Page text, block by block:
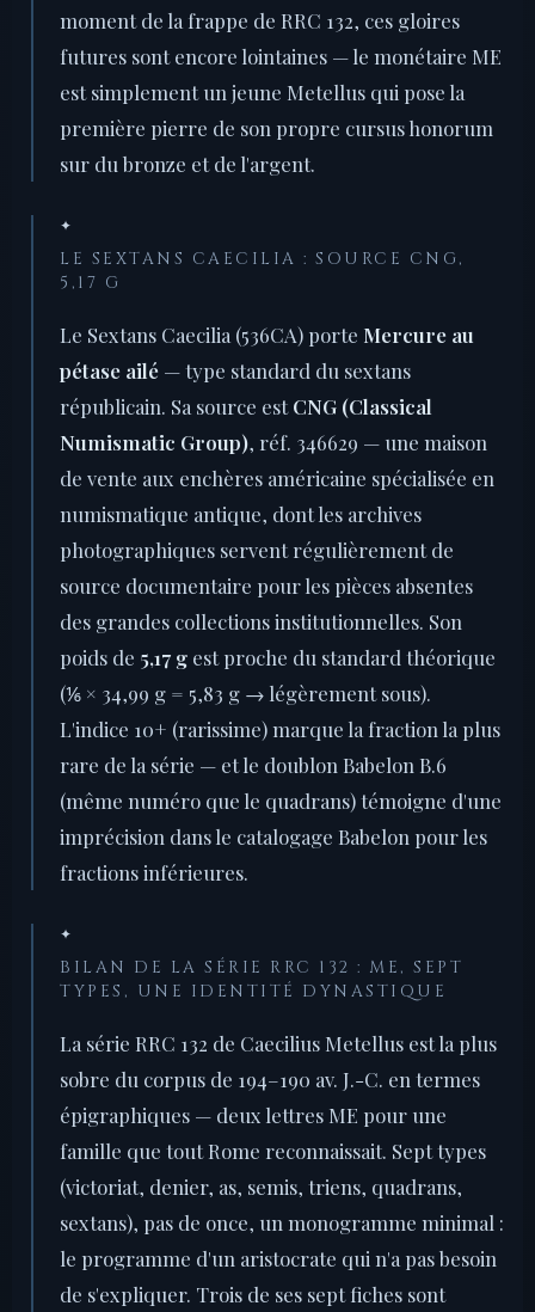
moment de la frappe de RRC 132, ces gloires
futures sont encore lointaines — le monétaire ME
est simplement un jeune Metellus qui pose la
première pierre de son propre cursus honorum
sur du bronze et de l'argent.
✦
LE SEXTANS CAECILIA : SOURCE CNG,
5,17 G
Le Sextans Caecilia (536CA) porte Mercure au
pétase ailé — type standard du sextans
républicain. Sa source estCNG (Classical
Numismatic Group), réf. 346629 — une maison
de vente aux enchères américaine spécialisée en
numismatique antique, dont les archives
photographiques servent régulièrement de
source documentaire pour les pièces absentes
des grandes collections institutionnelles. Son
poids de 5,17 g est proche du standard théorique
(⅙ × 34,99 g = 5,83 g → légèrement sous).
L'indice 10+ (rarissime) marque la fraction la plus
rare de la série — et le doublon Babelon B.6
(même numéro que le quadrans) témoigne d'une
imprécision dans le catalogage Babelon pour les
fractions inférieures.
✦
BILAN DE LA SÉRIE RRC 132 : ME, SEPT
TYPES, UNE IDENTITÉ DYNASTIQUE
La série RRC 132 de Caecilius Metellus est la plus
sobre du corpus de 194–190 av. J.-C. en termes
épigraphiques — deux lettres ME pour une
famille que tout Rome reconnaissait. Sept types
(victoriat, denier, as, semis, triens, quadrans,
sextans), pas de once, un monogramme minimal :
le programme d'un aristocrate qui n'a pas besoin
de s'expliquer. Trois de ses sept fiches sont